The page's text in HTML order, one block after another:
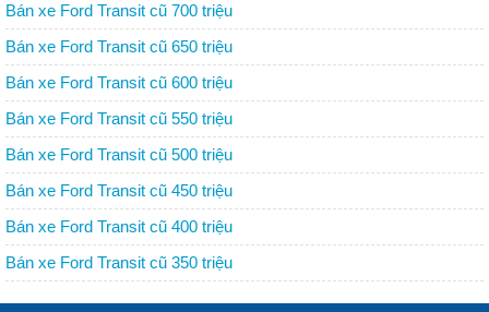
Bán xe Ford Transit cũ 700 triệu
Bán xe Ford Transit cũ 650 triệu
Bán xe Ford Transit cũ 600 triệu
Bán xe Ford Transit cũ 550 triệu
Bán xe Ford Transit cũ 500 triệu
Bán xe Ford Transit cũ 450 triệu
Bán xe Ford Transit cũ 400 triệu
Bán xe Ford Transit cũ 350 triệu